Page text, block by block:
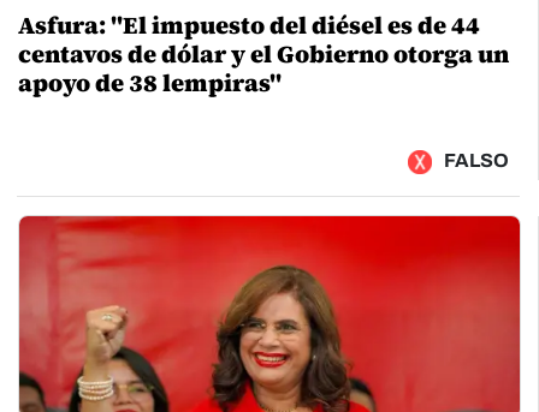
Asfura: "El impuesto del diésel es de 44
centavos de dólar y el Gobierno otorga un
apoyo de 38 lempiras"
FALSO